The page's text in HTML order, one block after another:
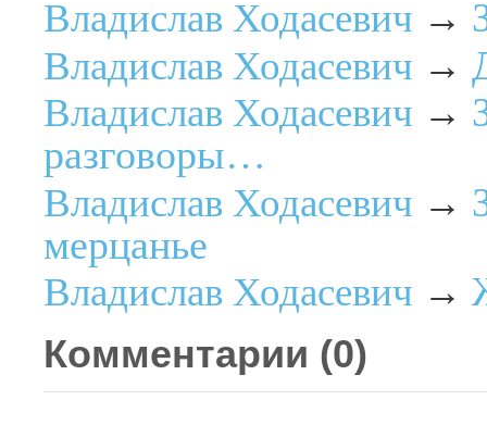
Владислав Ходасевич →
Владислав Ходасевич →
Владислав Ходасевич →
разговоры…
Владислав Ходасевич →
мерцанье
Владислав Ходасевич →
Комментарии (0)